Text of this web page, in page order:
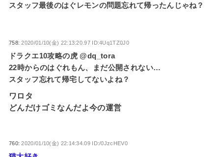
スタッフ最後のはぐレモンの問題忘れて帰ったんじゃね？
758:2020/01/10(金) 22:13:20.97 ID:4Uq1TZ0J0
ドラクエ10攻略の虎 @dq_tora
22時からのはぐれもん、まだ公開されない…
スタッフ忘れて帰宅してないよね？
ワロタ
どんだけゴミなんだよ今の運営
760:2020/01/10(金) 22:14:34.09 ID:/0JzcHEV0